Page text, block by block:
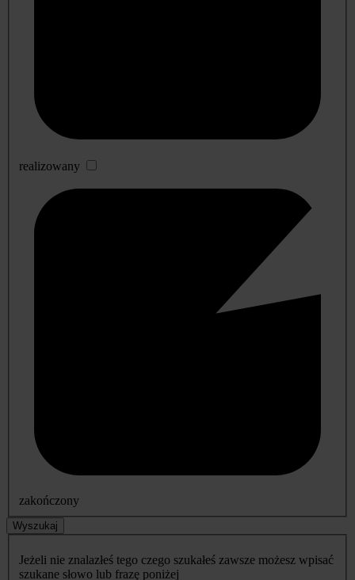
realizowany
zakończony
Wyszukaj
Jeżeli nie znalazłeś tego czego szukałeś zawsze możesz wpisać
szukane słowo lub frazę poniżej